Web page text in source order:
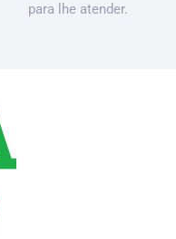
para lhe atender.